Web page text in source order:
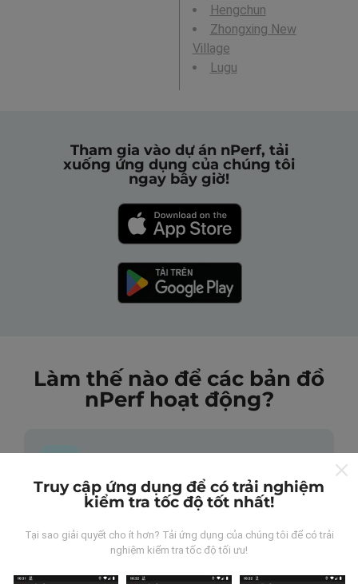
Hengchun
Zhongxing New
Village
Lugu
Tham gia vào dự án nPerf, tải
xuống ứng dụng của chúng tôi
ngay bây giờ!
Làm thế nào để các bản đồ
nPerf hoạt động?
Những dữ liệu này đến từ đâu?
Dữ liệu được thu thập từ các lần đo được thực hiện
nghiệm được tiến hành trong điều kiện thực tế, trực
Truy cập ứng dụng để có trải nghiệm
kiểm tra tốc độ tốt nhất!
Tại sao giải quyết cho ít hơn? Tải ứng dụng của chúng tôi để có trải
nghiệm kiểm tra tốc độ tối ưu!